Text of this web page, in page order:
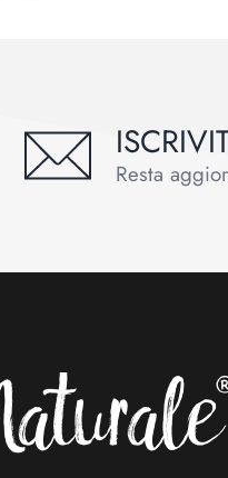
Resta